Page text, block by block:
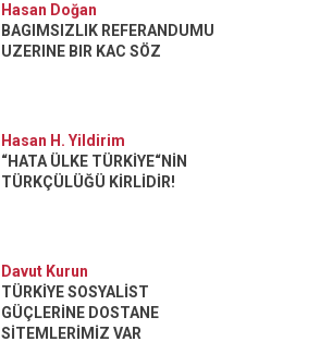
Hasan Doğan
BAGIMSIZLIK REFERANDUMU
UZERINE BIR KAC SÖZ
Hasan H. Yildirim
“HATA ÜLKE TÜRKİYE“NİN
TÜRKÇÜLÜĞÜ KİRLİDİR!
Davut Kurun
TÜRKİYE SOSYALİST
GÜÇLERİNE DOSTANE
SİTEMLERİMİZ VAR